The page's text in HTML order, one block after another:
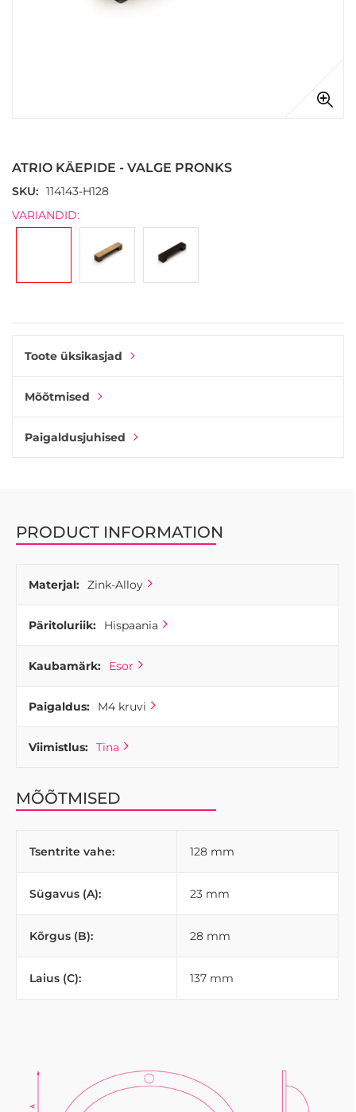
beginning
of
images
ATRIO KÄEPIDE - VALGE PRONKS
SKU
114143-H128
VARIANDID:
Toote üksikasjad
Mõõtmised
Paigaldusjuhised
PRODUCT INFORMATION
Materjal: Zink-Alloy
Päritoluriik: Hispaania
Kaubamärk: Esor
Paigaldus: M4 kruvi
Viimistlus: Tina
MÕÕTMISED
Tsentrite vahe: 128 mm
Sügavus (A): 23 mm
Kõrgus (B): 28 mm
Laius (C): 137 mm